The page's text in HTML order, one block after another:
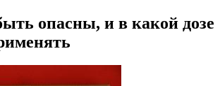
опасны, и в какой дозе